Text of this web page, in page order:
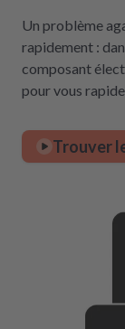
Un problème
rapidement :
composant
pour vous
Trouver